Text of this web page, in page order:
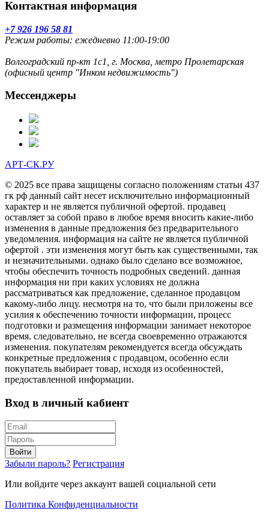
Контактная информация
+7 926 196 58 81
Режим работы: ежедневно 11:00-19:00
Волгоградский пр-кт 1с1, г. Москва, метро Пролетарская
(офисный центр "Инком недвижимость")
Мессенджеры
АРТ-СК.РУ
© 2025 все права защищены согласно положениям статьи 437
гк рф данный сайт несет исключительно информационный
характер и не является публичной офертой. продавец
оставляет за собой право в любое время вносить какие-либо
изменения в данные предложения без предварительного
уведомления. информация на сайте не является публичной
офертой . эти изменения могут быть как существенными, так
и незначительными. однако было сделано все возможное,
чтобы обеспечить точность подробных сведений. данная
информация ни при каких условиях не должна
рассматриваться как предложение, сделанное продавцом
какому-либо лицу. несмотря на то, что были приложены все
усилия к обеспечению точности информации, процесс
подготовки и размещения информации занимает некоторое
время. следовательно, не всегда своевременно отражаются
изменения. покупателям рекомендуется всегда обсуждать
конкретные предложения с продавцом, особенно если
покупатель выбирает товар, исходя из особенностей,
предоставленной информации.
Вход в личный кабиент
Войти
Забыли пароль? Регистрация
Или войдите через аккаунт вашей социальной сети
Политика Конфиденциальности